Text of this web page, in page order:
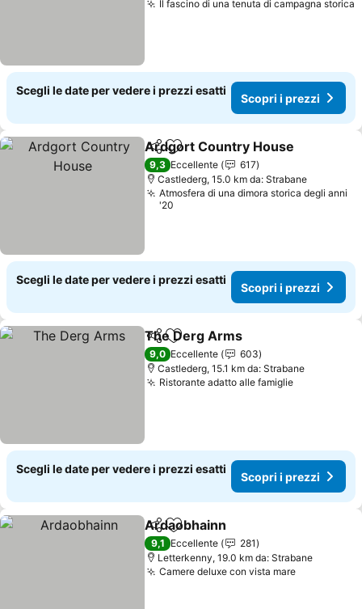
Il fascino di una tenuta di campagna storica
Scegli le date per vedere i prezzi esatti
Scopri i prezzi
CondividiAggiungi ai preferiti
Ardgort Country House
9,3 Eccellente
617
Castlederg, 15.0 km da: Strabane
Atmosfera di una dimora storica degli anni
'20
Scegli le date per vedere i prezzi esatti
Scopri i prezzi
CondividiAggiungi ai preferiti
The Derg Arms
9,0 Eccellente
603
Castlederg, 15.1 km da: Strabane
Ristorante adatto alle famiglieScopri i
Scegli le date per vedere i prezzi esatti
Scopri i prezzi
CondividiAggiungi ai preferiti
Ardaobhainn
9,1 Eccellente
281
Letterkenny, 19.0 km da: Strabane
Camere deluxe con vista mareScopri i